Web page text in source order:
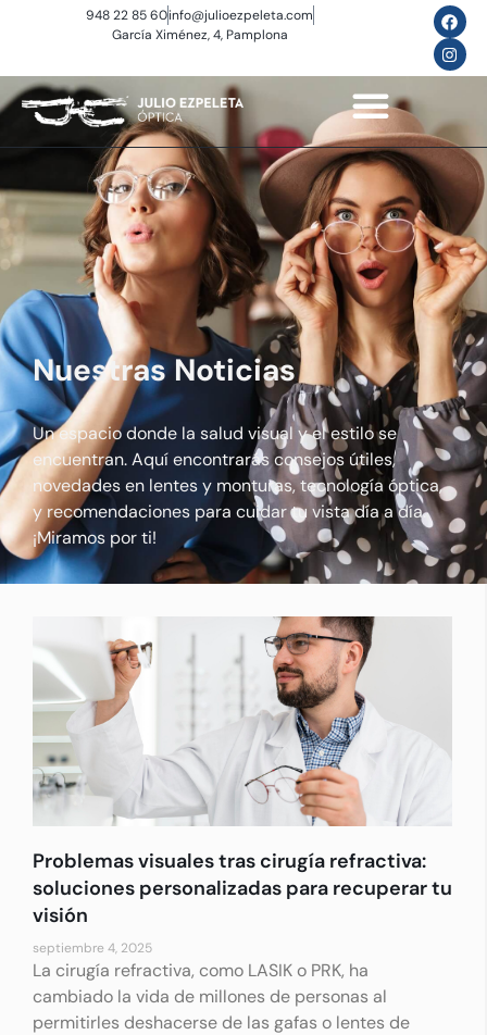
948 22 85 60info@julioezpeleta.com
García Ximénez, 4, Pamplona
Nuestras Noticias
Un espacio donde la salud visual y el estilo se
encuentran. Aquí encontrarás consejos útiles,
novedades en lentes y monturas, tecnología óptica,
y recomendaciones para cuidar tu vista día a día.
¡Miramos por ti!
Problemas visuales tras cirugía refractiva:
soluciones personalizadas para recuperar tu
visión
septiembre 4, 2025
La cirugía refractiva, como LASIK o PRK, ha
cambiado la vida de millones de personas al
permitirles deshacerse de las gafas o lentes de